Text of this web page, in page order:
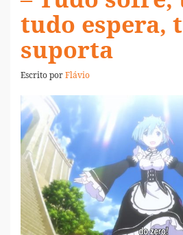
tudo espera,
suporta
Escrito porFlávio